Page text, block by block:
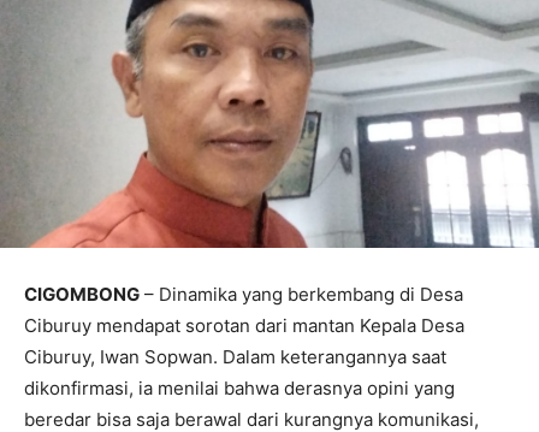
CIGOMBONG – Dinamika yang berkembang di Desa
Ciburuy mendapat sorotan dari mantan Kepala Desa
Ciburuy, Iwan Sopwan. Dalam keterangannya saat
dikonfirmasi, ia menilai bahwa derasnya opini yang
beredar bisa saja berawal dari kurangnya komunikasi,